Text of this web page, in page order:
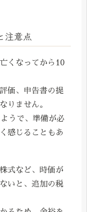
注意点
くなってから10
価、申告書の提
りません。
うで、準備が必
感じることもあ
式など、時価が
いと、追加の税